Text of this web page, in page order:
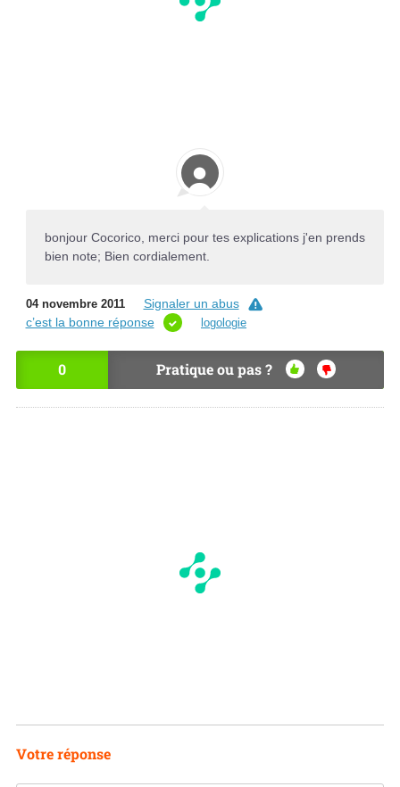
bonjour Cocorico, merci pour tes explications j'en prends
bien note; Bien cordialement.
04 novembre 2011
Signaler un abus
c’est la bonne réponse
logologie
0 Pratique ou pas ?
OU
I
NO
Votre réponse